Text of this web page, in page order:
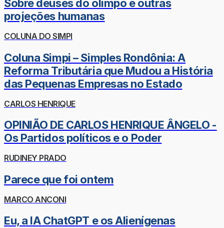
Sobre deuses do olimpo e outras
projeções humanas
COLUNA DO SIMPI
Coluna Simpi – Simples Rondônia: A
Reforma Tributária que Mudou a História
das Pequenas Empresas no Estado
CARLOS HENRIQUE
OPINIÃO DE CARLOS HENRIQUE ÂNGELO -
Os Partidos políticos e o Poder
RUDINEY PRADO
Parece que foi ontem
MARCO ANCONI
Eu, a IA ChatGPT e os Alienígenas